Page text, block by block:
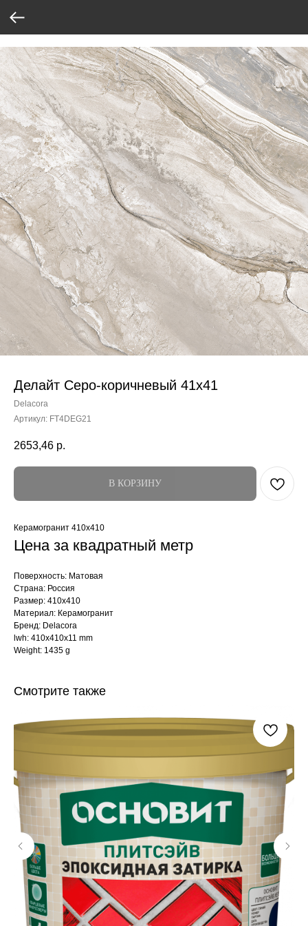
Делайт Серо-коричневый 41x41
Delacora
Артикул: FT4DEG21
2653,46 р.
В КОРЗИНУ
Керамогранит 410x410
Цена за квадратный метр
Поверхность: Матовая
Страна: Россия
Размер: 410x410
Материал: Керамогранит
Бренд: Delacora
lwh: 410x410x11 mm
Weight: 1435 g
Смотрите также